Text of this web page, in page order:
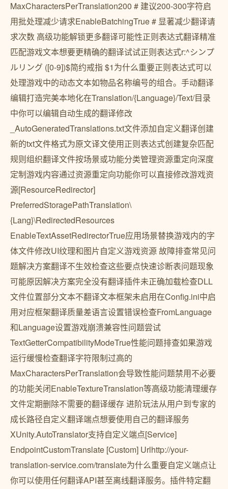
MaxCharactersPerTranslation200 # 建议200-300字符启
用批处理减少请求EnableBatchingTrue # 显著减少翻译请
求次数 高级功能解锁更多翻译可能性正则表达式翻译精准
匹配游戏文本想要更精确的翻译试试正则表达式r:^シンプ
ルリング ([0-9])$简约戒指 $1为什么重要正则表达式可以
处理游戏中的动态文本如物品名称编号的组合。手动翻译
编辑打造完美本地化在Translation/{Language}/Text/目录
中你可以编辑自动生成的翻译修改
_AutoGeneratedTranslations.txt文件添加自定义翻译创建
新的txt文件格式为原文译文使用正则表达式创建复杂匹配
规则组织翻译文件按场景或功能分类管理资源重定向深度
定制游戏内容通过资源重定向功能你可以直接修改游戏资
源[ResourceRedirector]
PreferredStoragePathTranslation\
{Lang}\RedirectedResources
EnableTextAssetRedirectorTrue应用场景替换游戏内的字
体文件修改UI纹理和图片自定义游戏资源️ 故障排查常见问
题解决方案翻译不生效检查这些要点快速诊断表问题现象
可能原因解决方案完全没有翻译插件未正确加载检查DLL
文件位置部分文本不翻译文本框架未启用在Config.ini中启
用对应框架翻译质量差语言设置错误检查FromLanguage
和Language设置游戏崩溃兼容性问题尝试
TextGetterCompatibilityModeTrue性能问题排查如果游戏
运行缓慢检查翻译字符限制过高的
MaxCharactersPerTranslation会导致性能问题禁用不必要
的功能关闭EnableTextureTranslation等高级功能清理缓存
文件定期删除不需要的翻译缓存 进阶玩法从用户到专家的
成长路径自定义翻译端点想要使用自己的翻译服务
XUnity.AutoTranslator支持自定义端点[Service]
EndpointCustomTranslate [Custom] Urlhttp://your-
translation-service.com/translate为什么重要自定义端点让
你可以使用任何翻译API甚至离线翻译服务。插件特定翻